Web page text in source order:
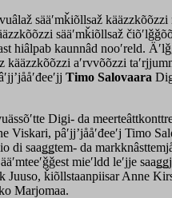
sääʹmǩiõllsaž kääzzkõõzzi
sääʹmǩiõllsaž
hiâlpab kaunnâd nooʹreld.
aʹrvvõõzzi
Timo Salovaara
Digi- da
Viskari, pâʹjjʼjååʹđeeʹj Timo
di saaǥǥtem- da
mieʹldd leʹjje
Juuso, ǩiõllstaanpiisar Anne
Marjomaa.